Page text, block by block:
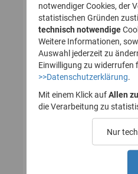
Probleme beim
notwendiger Cookies, der
statistischen Gründen
technisch notwendige
Weitere Informationen,
Auswahl jederzeit zu
Einwilligung zu widerrufen
>>Datenschutzerklärung.
Mit einem Klick aufAllen
die Verarbeitung zu
Nur